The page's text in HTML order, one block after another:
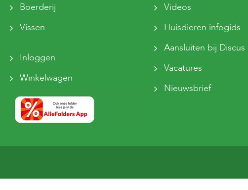
Boerderij
Vissen
Inloggen
Winkelwagen
Videos
Huisdieren infogids
Aansluiten bij Discus
Vacatures
Nieuwsbrief